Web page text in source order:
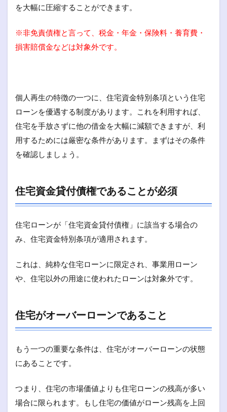
を大幅に圧縮することができます。
※非免責債権と言って、税金・年金・保険料・養育費・
損害賠償金などは対象外です。
個人再生の特徴の一つに、住宅資金特別条項という住宅
ローンを優遇する制度があります。これを利用すれば、
住宅を手放さずに他の借金を大幅に減額できますが、利
用するためには厳密な条件があります。まずはその条件
を確認しましょう。
住宅資金貸付債権であることが必須
住宅ローンが「住宅資金貸付債権」に該当する場合の
み、住宅資金特別条項が適用されます。
これは、純粋な住宅ローンに限定され、事業用ローン
や、住宅以外の用途に使われたローンは対象外です。
住宅がオーバーローンであること
もう一つの重要な条件は、住宅がオーバーローンの状態
にあることです。
つまり、住宅の市場価値よりも住宅ローンの残高が多い
場合に限られます。もし住宅の価値がローン残高を上回